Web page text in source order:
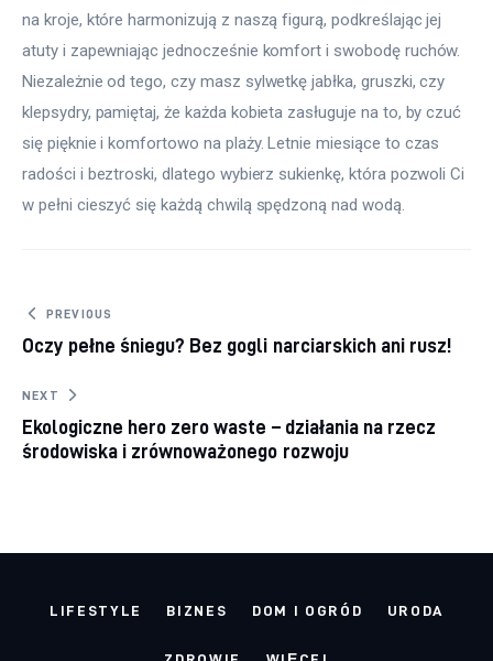
na kroje, które harmonizują z naszą figurą, podkreślając jej
atuty i zapewniając jednocześnie komfort i swobodę ruchów.
Niezależnie od tego, czy masz sylwetkę jabłka, gruszki, czy
klepsydry, pamiętaj, że każda kobieta zasługuje na to, by czuć
się pięknie i komfortowo na plaży. Letnie miesiące to czas
radości i beztroski, dlatego wybierz sukienkę, która pozwoli Ci
w pełni cieszyć się każdą chwilą spędzoną nad wodą.
Nawigacja wpisu
PREVIOUS
Oczy pełne śniegu? Bez gogli narciarskich ani rusz!
NEXT
Ekologiczne hero zero waste – działania na rzecz
środowiska i zrównoważonego rozwoju
LIFESTYLE BIZNES DOM I OGRÓD URODA